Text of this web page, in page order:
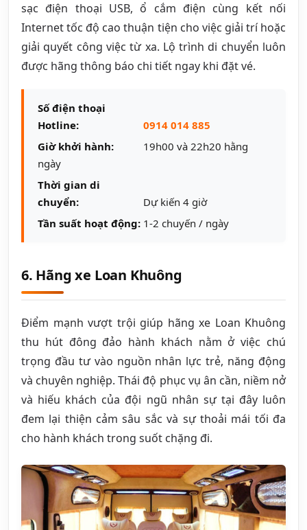
sạc điện thoại USB, ổ cắm điện cùng kết nối
Internet tốc độ cao thuận tiện cho việc giải trí hoặc
giải quyết công việc từ xa. Lộ trình di chuyển luôn
được hãng thông báo chi tiết ngay khi đặt vé.
Số điện thoại
Hotline:
0914 014 885
Giờ khởi hành:
19h00 và 22h20 hằng
ngày
Thời gian di
chuyển:
Dự kiến 4 giờ
Tần suất hoạt động: 1-2 chuyến / ngày
6. Hãng xe Loan Khuông
Điểm mạnh vượt trội giúp hãng xe Loan Khuông
thu hút đông đảo hành khách nằm ở việc chú
trọng đầu tư vào nguồn nhân lực trẻ, năng động
và chuyên nghiệp. Thái độ phục vụ ân cần, niềm nở
và hiếu khách của đội ngũ nhân sự tại đây luôn
đem lại thiện cảm sâu sắc và sự thoải mái tối đa
cho hành khách trong suốt chặng đi.